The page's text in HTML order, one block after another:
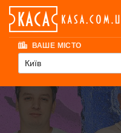
ВАШЕ МІСТО
Київ